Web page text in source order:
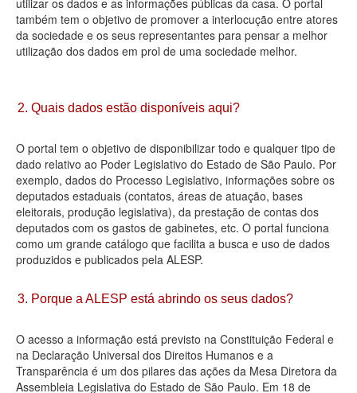
Processo Legislativo
Deputados Estaduais
Agenda
Perguntas frequentes
Contato
utilizar os dados e as informações públicas da casa. O portal
também tem o objetivo de promover a interlocução entre atores
da sociedade e os seus representantes para pensar a melhor
utilização dos dados em prol de uma sociedade melhor.
2. Quais dados estão disponíveis aqui?
O portal tem o objetivo de disponibilizar todo e qualquer tipo de
dado relativo ao Poder Legislativo do Estado de São Paulo. Por
exemplo, dados do Processo Legislativo, informações sobre os
deputados estaduais (contatos, áreas de atuação, bases
eleitorais, produção legislativa), da prestação de contas dos
deputados com os gastos de gabinetes, etc. O portal funciona
como um grande catálogo que facilita a busca e uso de dados
produzidos e publicados pela ALESP.
3. Porque a ALESP está abrindo os seus dados?
O acesso a informação está previsto na Constituição Federal e
na Declaração Universal dos Direitos Humanos e a
Transparência é um dos pilares das ações da Mesa Diretora da
Assembleia Legislativa do Estado de São Paulo. Em 18 de